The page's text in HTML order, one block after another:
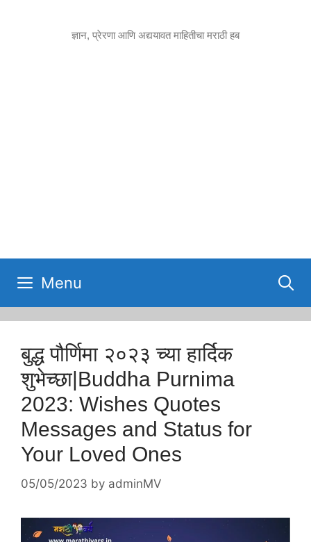
ज्ञान, प्रेरणा आणि अद्ययावत माहितीचा मराठी हब
Menu
बुद्ध पौर्णिमा २०२३ च्या हार्दिक
शुभेच्छा|Buddha Purnima
2023: Wishes Quotes
Messages and Status for
Your Loved Ones
05/05/2023 by adminMV